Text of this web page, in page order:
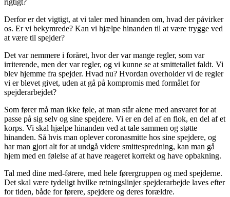
rigtigt?
Derfor er det vigtigt, at vi taler med hinanden om, hvad der påvirker
os. Er vi bekymrede? Kan vi hjælpe hinanden til at være trygge ved
at være til spejder?
Det var nemmere i foråret, hvor der var mange regler, som var
irriterende, men der var regler, og vi kunne se at smittetallet faldt. Vi
blev hjemme fra spejder. Hvad nu? Hvordan overholder vi de regler
vi er blevet givet, uden at gå på kompromis med formålet for
spejderarbejdet?
Som fører må man ikke føle, at man står alene med ansvaret for at
passe på sig selv og sine spejdere. Vi er en del af en flok, en del af et
korps. Vi skal hjælpe hinanden ved at tale sammen og støtte
hinanden. Så hvis man oplever coronasmitte hos sine spejdere, og
har man gjort alt for at undgå videre smittespredning, kan man gå
hjem med en følelse af at have reageret korrekt og have opbakning.
Tal med dine med-førere, med hele førergruppen og med spejderne.
Det skal være tydeligt hvilke retningslinjer spejderarbejde laves efter
for tiden, både for førere, spejdere og deres forældre.